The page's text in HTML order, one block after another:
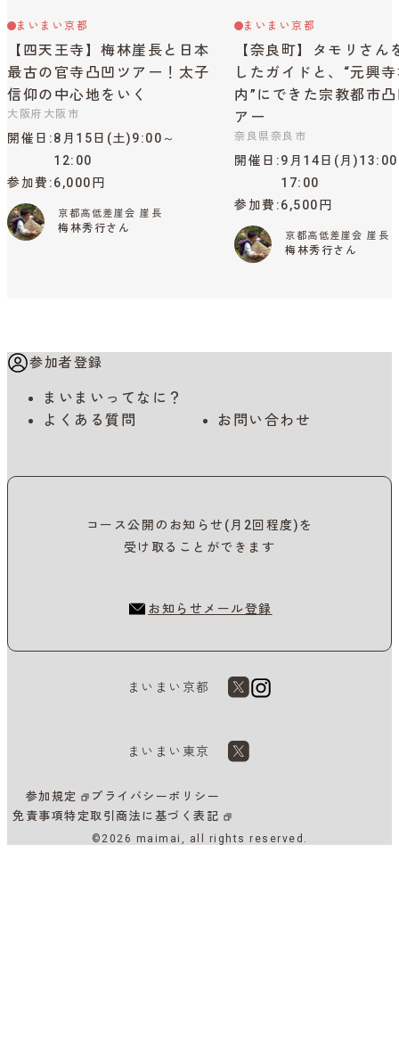
まいまい京都
【四天王寺】梅林崖長と日本
最古の官寺凸凹ツアー！太子
信仰の中心地をいく
大阪府大阪市
開催日
8月15日(土)9:00～
12:00
参加費 6,000円
京都高低差崖会 崖長
梅林秀行さん
まいまい京都
【奈良町】タモリさん
したガイドと、“元興
内”にできた宗教都市
アー
奈良県奈良市
開催日
9月14日(月
17:00
参加費 6,500円
京都高低差崖会 崖長
梅林秀行さん
参加者登録
まいまいってなに？
よくある質問
お問い合わせ
コース公開のお知らせ(月2回程度)を
受け取ることができます
お知らせメール登録
まいまい京都
まいまい東京
参加規定
プライバシーポリシー
免責事項特定取引商法に基づく表記
©2026 maimai, all rights reserved.